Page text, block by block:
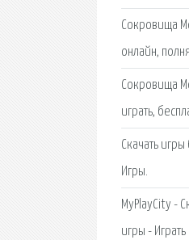
Сокровища
онлайн,
Сокровища
играть,
Скачать
Игры.
MyPlayCity -
игры -